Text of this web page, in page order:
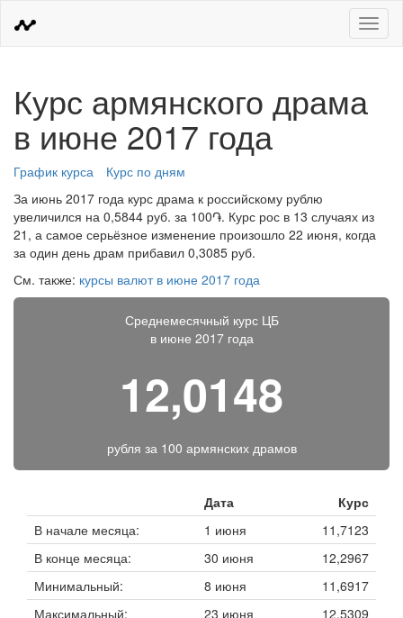
Меню
Курс армянского драма
в июне 2017 года
График курса
Курс по дням
За июнь 2017 года курс драма к российскому рублю
увеличился на 0,5844 руб. за 100֏. Курс рос в 13 случаях из
21, а самое серьёзное изменение произошло 22 июня, когда
за один день драм прибавил 0,3085 руб.
См. также: курсы валют в июне 2017 года
Среднемесячный курс ЦБ
в июне 2017 года
12,0148
рубля за 100 армянских драмов
Дата
Курс
В начале месяца:
1 июня
11,7123
В конце месяца:
30 июня
12,2967
Минимальный:
8 июня
11,6917
Максимальный:
23 июня 12,5309